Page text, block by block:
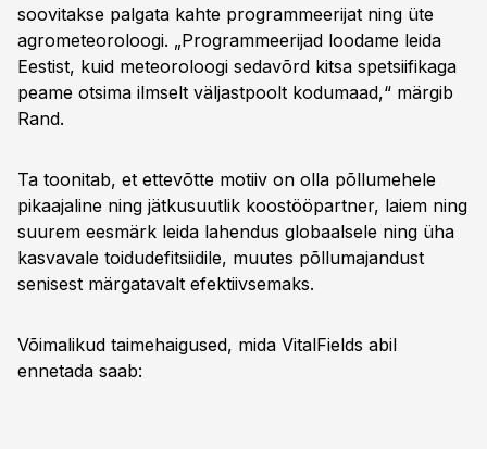
soovitakse palgata kahte programmeerijat ning üte
agrometeoroloogi. „Programmeerijad loodame leida
Eestist, kuid meteoroloogi sedavõrd kitsa spetsiifikaga
peame otsima ilmselt väljastpoolt kodumaad,“ märgib
Rand.
Ta toonitab, et ettevõtte motiiv on olla põllumehele
pikaajaline ning jätkusuutlik koostööpartner, laiem ning
suurem eesmärk leida lahendus globaalsele ning üha
kasvavale toidudefitsiidile, muutes põllumajandust
senisest märgatavalt efektiivsemaks.
Võimalikud taimehaigused, mida VitalFields abil
ennetada saab: